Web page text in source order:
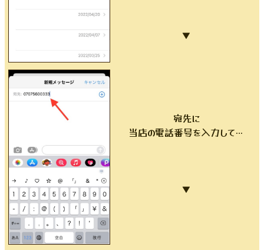
▼
宛先に
当店の電話番号を入力して…
▼